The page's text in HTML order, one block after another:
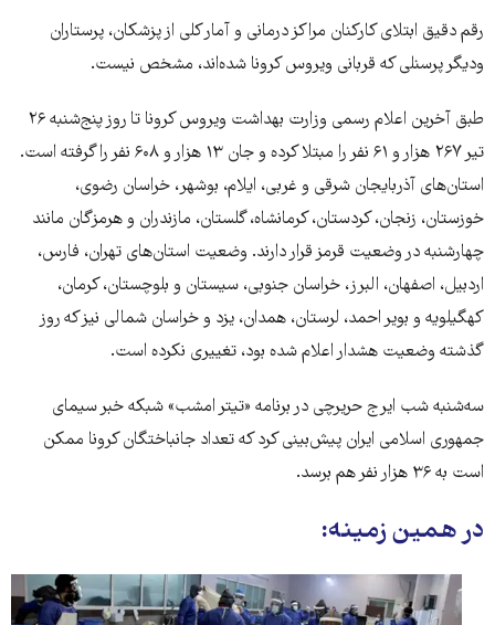
رقم دقیق ابتلای کارکنان مراکز درمانی و آمار کلی از پزشکان، پرستاران
ودیگر پرسنلی که قربانی ویروس کرونا شده‌اند، مشخص نیست.
طبق آخرین اعلام رسمی وزارت بهداشت ویروس کرونا تا روز پنج‌شنبه ۲۶
تیر ۲۶۷ هزار و ۶۱ نفر را مبتلا کرده و جان ۱۳ هزار و ۶۰۸ نفر را گرفته است.
استان‌های آذربایجان شرقی و غربی، ایلام، بوشهر، خراسان رضوی،
خوزستان، زنجان، کردستان، کرمانشاه، گلستان، مازندران و هرمزگان مانند
چهارشنبه در وضعیت قرمز قرار دارند. وضعیت استان‌های تهران، فارس،
اردبیل، اصفهان، البرز، خراسان جنوبی، سیستان و بلوچستان، کرمان،
کهگیلویه و بویر احمد، لرستان، همدان، یزد و خراسان شمالی نیز که روز
گذشته وضعیت هشدار اعلام شده بود، تغییری نکرده است.
سه‌شنبه شب ایرج حریرچی در برنامه «تیتر امشب» شبکه خبر سیمای
جمهوری اسلامی ایران پیش‌بینی کرد که تعداد جانباختگان کرونا ممکن
است به ۳۶ هزار نفر هم برسد.
در همین زمینه: